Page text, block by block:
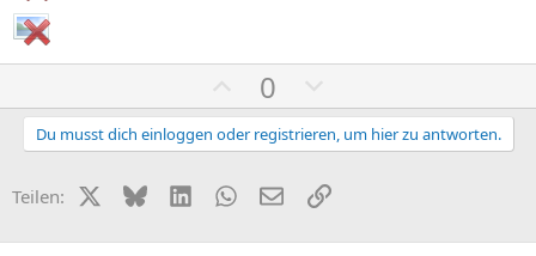
o
s
0
e
g
t
Du musst dich einloggen oder registrieren, um hier zu antworten.
Teilen: X (Twitter)
BlueskyLinkedInWhatsApp
E-MailLink